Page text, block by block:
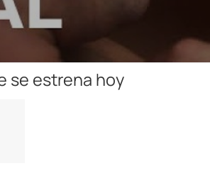
se estrena hoy